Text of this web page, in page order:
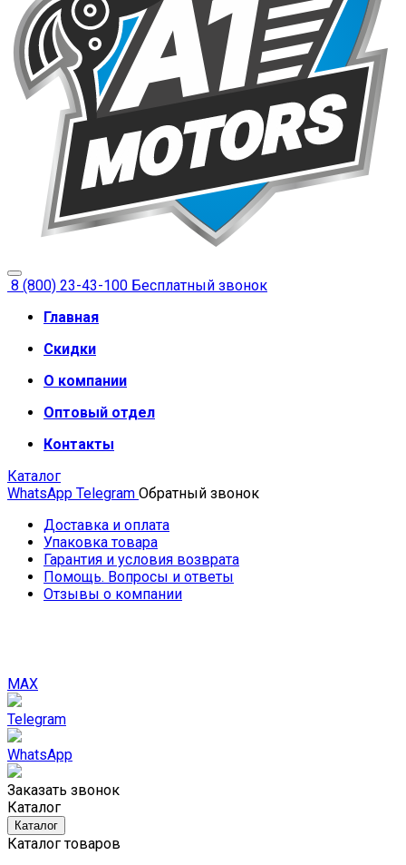
8 (800) 23-43-100 Бесплатный звонок
Главная
Скидки
О компании
Оптовый отдел
Контакты
Каталог
WhatsApp Telegram Обратный звонок
Доставка и оплата
Упаковка товара
Гарантия и условия возврата
Помощь. Вопросы и ответы
Отзывы о компании
MAX
Telegram
WhatsApp
Заказать звонок
Каталог
Каталог
Каталог товаров